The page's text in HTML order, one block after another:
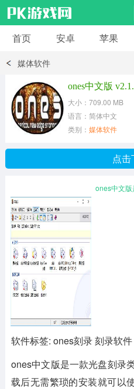
安卓应用
模拟经营
首页 安卓 苹果
媒体软件
ones中文版
大小：709.00 MB
语言：简体中文
类别： 媒体软件
点
ones中文版
软件标签: ones刻录 刻录软件
ones中文版是一款光盘刻录
载后无需繁琐的安装就可以